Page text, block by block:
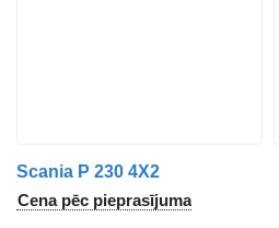
Scania P 230 4X2
Cena pēc pieprasījuma